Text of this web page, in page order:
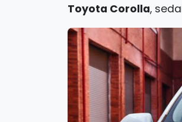
Toyota Corolla,